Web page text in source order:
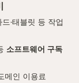
드·태블릿 등 작업
소프트웨어 구독
메인 이용료